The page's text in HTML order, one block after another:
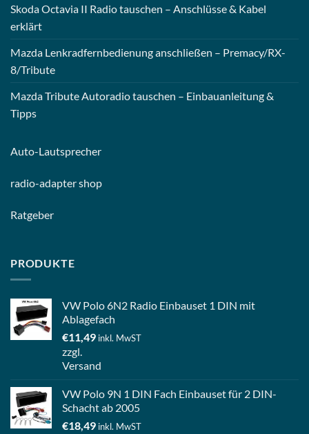
Skoda Octavia II Radio tauschen – Anschlüsse & Kabel
erklärt
Mazda Lenkradfernbedienung anschließen – Premacy/RX-
8/Tribute
Mazda Tribute Autoradio tauschen – Einbauanleitung &
Tipps
Auto-Lautsprecher
radio-adapter shop
Ratgeber
PRODUKTE
VW Polo 6N2 Radio Einbauset 1 DIN mit
Ablagefach
€11,49 inkl. MwST
zzgl.
Versand
VW Polo 9N 1 DIN Fach Einbauset für 2 DIN-
Schacht ab 2005
€18,49 inkl. MwST